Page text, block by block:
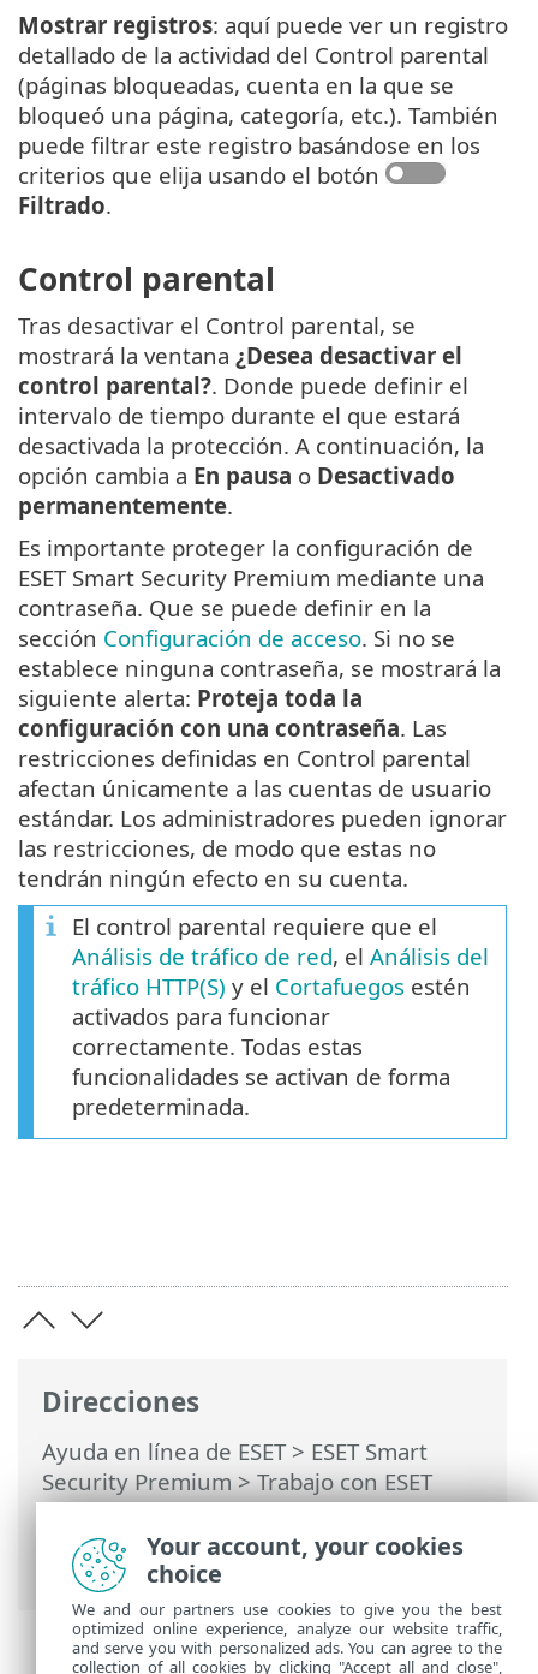
Direcciones
Ayuda en línea de ESET> ESET Smart
Security Premium>Trabajo con ESET
Smart Security Premium>Configuración
Protección de Internet > Control
parental
Mostrar registros: aquí puede ver un registro
detallado de la actividad del Control parental
(páginas bloqueadas, cuenta en la que se
bloqueó una página, categoría, etc.). También
puede filtrar este registro basándose en los
criterios que elija usando el botón
Filtrado.
Control parental
Tras desactivar el Control parental, se
mostrará la ventana ¿Desea desactivar el
control parental?. Donde puede definir el
intervalo de tiempo durante el que estará
desactivada la protección. A continuación, la
opción cambia a En pausa o Desactivado
permanentemente.
Es importante proteger la configuración de
ESET Smart Security Premium mediante una
contraseña. Que se puede definir en la
sección Configuración de acceso. Si no se
establece ninguna contraseña, se mostrará la
siguiente alerta: Proteja toda la
configuración con una contraseña. Las
restricciones definidas en Control parental
afectan únicamente a las cuentas de usuario
estándar. Los administradores pueden ignorar
las restricciones, de modo que estas no
tendrán ningún efecto en su cuenta.
El control parental requiere que el
Análisis de tráfico de red, el Análisis del
tráfico HTTP(S) y el Cortafuegos estén
activados para funcionar
correctamente. Todas estas
funcionalidades se activan de forma
predeterminada.
Your account, your cookies
choice
We and our partners use cookies to give you the best
optimized online experience, analyze our website traffic,
and serve you with personalized ads. You can agree to the
collection of all cookies by clicking "Accept all and close",